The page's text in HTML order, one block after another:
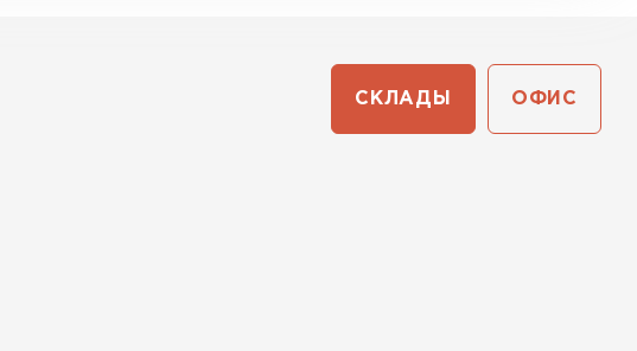
СКЛАДЫ ОФИС